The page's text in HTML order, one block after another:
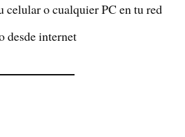
celular o cualquier PC en tu red
desde internet